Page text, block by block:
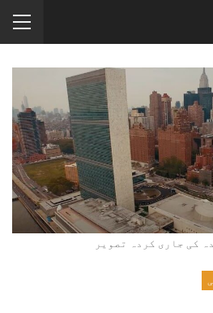
کی جاری کردہ تصویر